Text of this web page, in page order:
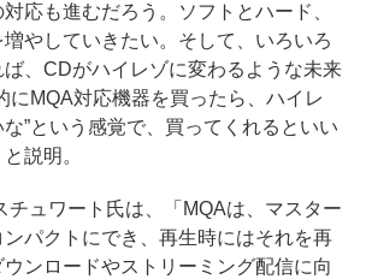
応も進むだろう。ソフトとハード、
やしていきたい。そして、いろいろ
、CDがハイレゾに変わるような未来
にMQA対応機器を買ったら、ハイレ
”という感覚で、買ってくれるといい
説明。
ュワート氏は、「MQAは、マスター
パクトにでき、再生時にはそれを再
ンロードやストリーミング配信に向